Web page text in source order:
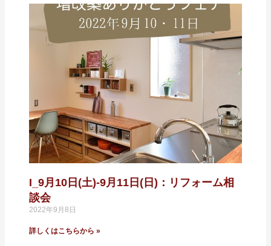
I_9月10日(土)-9月11日(日)：リフォーム相
談会
2022年9月8日
詳しくはこちらから »